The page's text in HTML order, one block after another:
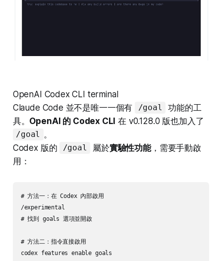
OpenAI Codex CLI terminal
Claude Code 並不是唯一一個有
/goal
功能的工
具。 OpenAI 的 Codex CLI 在 v0.128.0 版也加入了
/goal 。
Codex 版的
/goal 屬於實驗性功能，需要手動啟
用：
# 方法一：在 Codex 內部啟用
/experimental
# 找到 goals 選項並開啟
# 方法二：指令直接啟用